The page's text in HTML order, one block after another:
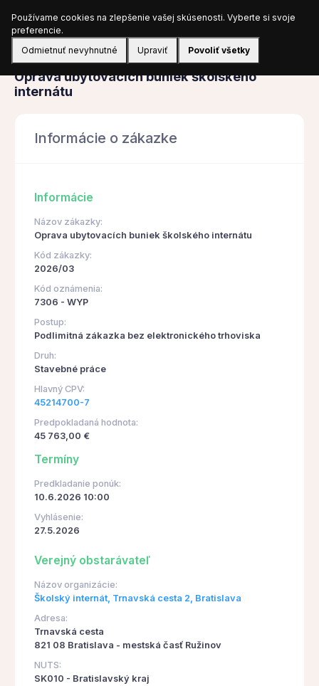
Prihlásiť sa
Obstarávanie
Oprava ubytovacích buniek školského
internátu
Informácie o zákazke
Informácie
Názov zákazky:
Oprava ubytovacích buniek školského internátu
Kód zákazky:
2026/03
Kód oznámenia:
7306 - WYP
Postup:
Podlimitná zákazka bez elektronického trhoviska
Druh:
Stavebné práce
Hlavný CPV:
45214700-7
Predpokladaná hodnota:
45 763,00 €
Termíny
Predkladanie ponúk:
10.6.2026 10:00
Vyhlásenie:
27.5.2026
Verejný obstarávateľ
Názov organizácie:
Školský internát, Trnavská cesta 2, Bratislava
Adresa:
Trnavská cesta
821 08 Bratislava - mestská časť Ružinov
NUTS:
SK010 - Bratislavský kraj
Používame cookies na zlepšenie vašej skúsenosti. Vyberte si svoje
preferencie.
Odmietnuť nevyhnutné
Upraviť Povoliť všetky